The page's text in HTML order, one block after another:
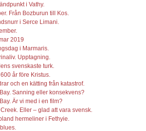
i Vathy.
Från Bozburun till Kos.
i Serce Limani.
2019
i Marmaris.
Upptagning.
svenskaste turk.
år före Kristus.
och en kätting från katastrof.
Sanning eller konsekvens?
Är vi med i en film?
Eller – glad att vara svensk.
hermeliner i Fethyie.